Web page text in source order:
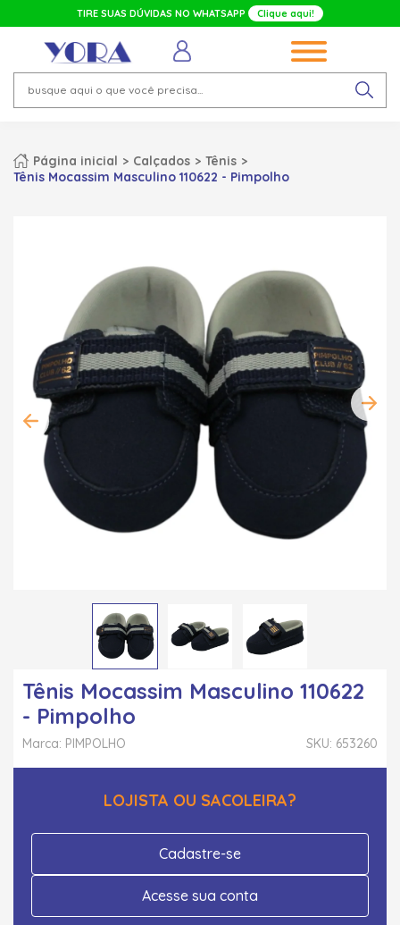
TIRE SUAS DÚVIDAS NO WHATSAPP Clique aqui!
Página inicial Calçados
Tênis
Tênis Mocassim Masculino 110622 - Pimpolho
Tênis Mocassim Masculino 110622
- Pimpolho
SKU: 653260
Marca: PIMPOLHO
LOJISTA OU SACOLEIRA?
Cadastre-se
Acesse sua conta